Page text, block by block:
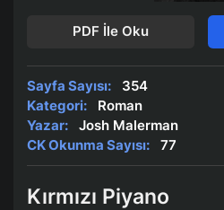
PDF İle Oku
Sayfa Sayısı:
354
Kategori:
Roman
Yazar:
Josh Malerman
CK Okunma Sayısı:
77
Kırmızı Piyano